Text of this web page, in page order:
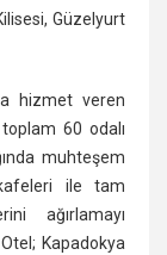
Güzelyurt
hizmet veren
60 odalı
muhteşem
ile tam
ağırlamayı
Kapadokya